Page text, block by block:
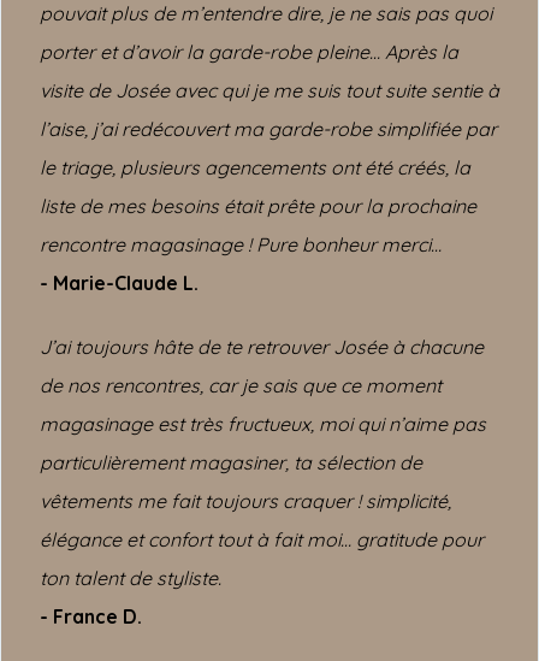
pouvait plus de m’entendre dire, je ne sais pas quoi
porter et d’avoir la garde-robe pleine… Après la
visite de Josée avec qui je me suis tout suite sentie à
l’aise, j’ai redécouvert ma garde-robe simplifiée par
le triage, plusieurs agencements ont été créés, la
liste de mes besoins était prête pour la prochaine
rencontre magasinage ! Pure bonheur merci…
- Marie-Claude L.
J’ai toujours hâte de te retrouver Josée à chacune
de nos rencontres, car je sais que ce moment
magasinage est très fructueux, moi qui n’aime pas
particulièrement magasiner, ta sélection de
vêtements me fait toujours craquer ! simplicité,
élégance et confort tout à fait moi… gratitude pour
ton talent de styliste.
- France D.